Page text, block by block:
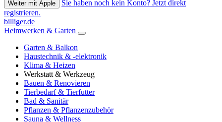
Weiter mit Apple
Sie haben noch kein Konto? Jetzt direkt
registrieren.
billiger.de
Heimwerken & Garten
Garten & Balkon
Haustechnik & -elektronik
Klima & Heizen
Werkstatt & Werkzeug
Bauen & Renovieren
Tierbedarf & Tierfutter
Bad & Sanitär
Pflanzen & Pflanzenzubehör
Sauna & Wellness